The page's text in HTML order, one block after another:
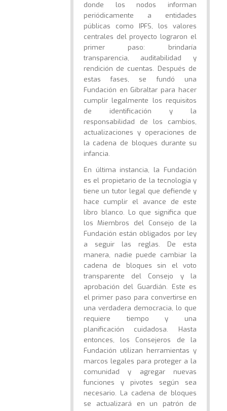
donde los nodos informan
periódicamente a entidades
públicas como IPFS, los valores
centrales del proyecto lograron el
primer paso: brindaría
transparencia, auditabilidad y
rendición de cuentas. Después de
estas fases, se fundó una
Fundación en Gibraltar para hacer
cumplir legalmente los requisitos
de identificación y la
responsabilidad de los cambios,
actualizaciones y operaciones de
la cadena de bloques durante su
infancia.
En última instancia, la Fundación
es el propietario de la tecnología y
tiene un tutor legal que defiende y
hace cumplir el avance de este
libro blanco. Lo que significa que
los Miembros del Consejo de la
Fundación están obligados por ley
a seguir las reglas. De esta
manera, nadie puede cambiar la
cadena de bloques sin el voto
transparente del Consejo y la
aprobación del Guardián. Este es
el primer paso para convertirse en
una verdadera democracia, lo que
requiere tiempo y una
planificación cuidadosa. Hasta
entonces, los Consejeros de la
Fundación utilizan herramientas y
marcos legales para proteger a la
comunidad y agregar nuevas
funciones y pivotes según sea
necesario. La cadena de bloques
se actualizará en un patrón de